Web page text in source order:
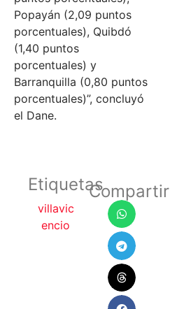
Popayán (2,09 puntos
porcentuales), Quibdó
(1,40 puntos
porcentuales) y
Barranquilla (0,80 puntos
porcentuales)”, concluyó
el Dane.
Etiquetas
villavic
encio
Compartir